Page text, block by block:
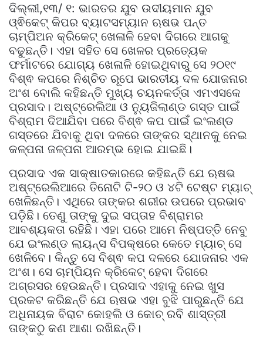
ଦିଲ୍ଲୀ,୧୩/ ୧: ଭାରତର ଯୁବ ଉଦୀୟମାନ ଯୁବ
ଓ୍ଵିକେଟ୍ କିପର ବ୍ୟାଟସମ୍ୟାନ ଋଷଭ ପନ୍ତ
ଚାମ୍ପିଅନ କ୍ରିକେଟ୍ ଖେଳାଳି ହେବା ଦିଗରେ ଆଗକୁ
ବଢୁଛନ୍ତି। ଏହା ସହିତ ସେ ଖେଳର ପ୍ରତ୍ୟେକ
ଫର୍ମାଟରେ ଯୋଗ୍ୟ ଖେଳାଳି ହୋଇଥିବାରୁ ସେ ୨୦୧୯
ବିଶ୍ଵ କପରେ ନିଶ୍ଚିତ ରୂପେ ଭାରତୀୟ ଦଳ ଯୋଜନାର
ଅଂଶ ବୋଲି କହିଛନ୍ତି ମୁଖ୍ୟ ଚୟନକର୍ତ୍ତା ଏମଏସକେ
ପ୍ରସାଦ। ଅଷ୍ଟ୍ରେଲିଆ ଓ ନ୍ୟୁଜିଲାଣ୍ଡ ଗସ୍ତ ପାଇଁ
ବିଶ୍ରାମ ଦିଆଯିବା ପରେ ବିଶ୍ଵ କପ ପାଇଁ ଇଂଲଣ୍ଡ
ଗସ୍ତରେ ଯିବାକୁ ଥିବା ଦଳରେ ତାଙ୍କର ସ୍ଥାନକୁ ନେଇ
କଳ୍ପନା ଜଳ୍ପନା ଆରମ୍ଭ ହୋଇ ଯାଇଛି।
ପ୍ରସାଦ ଏକ ସାକ୍ଷାତକାରରେ କହିଛନ୍ତି ଯେ ଋଷଭ
ଅଷ୍ଟ୍ରେଲିଆରେ ତିନୋଟି ଟି-୨୦ ଓ ୪ଟି ଟେଷ୍ଟ ମ୍ୟାଚ୍
ଖେଳିଛନ୍ତି। ଏଥିରେ ତାଙ୍କର ଶରୀର ଉପରେ ପ୍ରଭାବ
ପଡ଼ିଛି। ତେଣୁ ତାଙ୍କୁ ଦୁଇ ସପ୍ତାହ ବିଶ୍ରାମର
ଆବଶ୍ୟକତା ରହିଛି। ଏହା ପରେ ଆମେ ନିଷ୍ପତ୍ତି ନେବୁ
ଯେ ଇଂଲଣ୍ଡ ଲାୟନ୍ସ ବିପକ୍ଷରେ କେତେ ମ୍ୟାଚ୍ ସେ
ଖେଳିବେ। କିନ୍ତୁ ସେ ବିଶ୍ଵ କପ ଦଳରେ ଯୋଜନାର ଏକ
ଅଂଶ। ସେ ଚାମ୍ପିୟନ କ୍ରିକେଟ୍ ହେବା ଦିଗରେ
ଅଗ୍ରସର ହେଉଛନ୍ତି। ପ୍ରସାଦ ଏହାକୁ ନେଇ ଖୁସ
ପ୍ରକଟ କରିଛନ୍ତି ଯେ ଋଷଭ ଏହା ବୁଝି ପାରୁଛନ୍ତି ଯେ
ଅଧିନାୟକ ବିରାଟ କୋହଲି ଓ କୋଚ୍ ରବି ଶାସ୍ତ୍ରୀ
ତାଙ୍କଠୁ କଣ ଆଶା ରଖିଛନ୍ତି।